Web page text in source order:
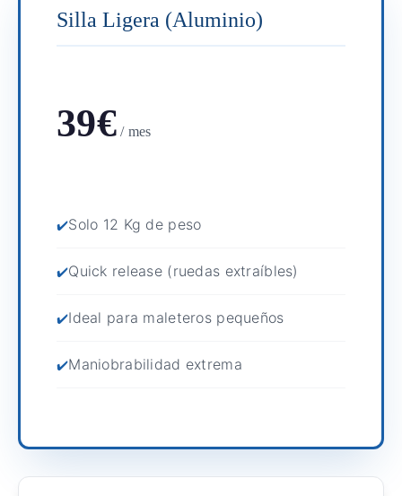
Silla Ligera (Aluminio)
39€/ mes
Solo 12 Kg de peso
Quick release (ruedas extraíbles)
Ideal para maleteros pequeños
Maniobrabilidad extrema